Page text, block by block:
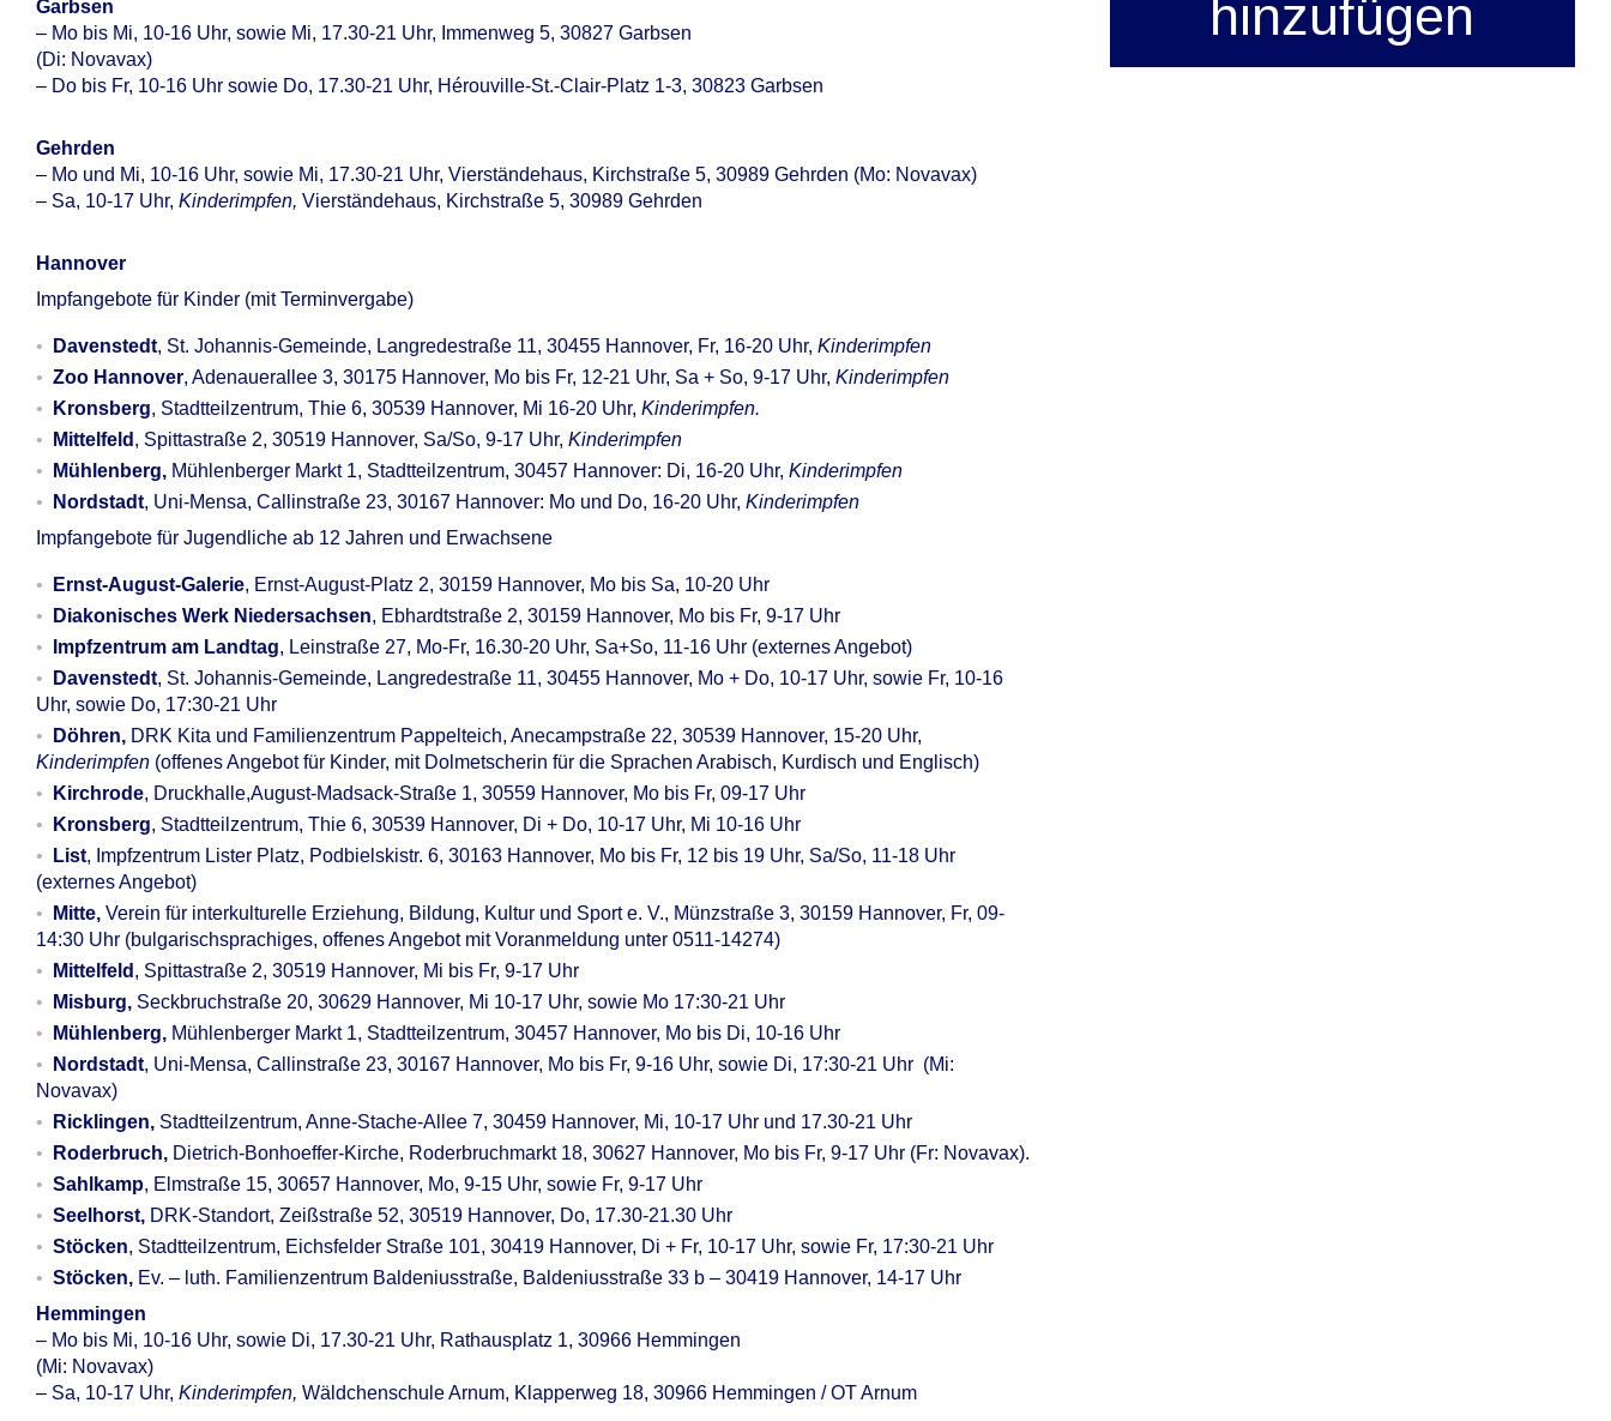
Garbsen
– Mo bis Mi, 10-16 Uhr, sowie Mi, 17.30-21 Uhr, Immenweg 5, 30827 Garbsen
(Di: Novavax)
– Do bis Fr, 10-16 Uhr sowie Do, 17.30-21 Uhr, Hérouville-St.-Clair-Platz 1-3, 30823 Garbsen
Gehrden
– Mo und Mi, 10-16 Uhr, sowie Mi, 17.30-21 Uhr, Vierständehaus, Kirchstraße 5, 30989 Gehrden (Mo: Novavax)
– Sa, 10-17 Uhr, Kinderimpfen, Vierständehaus, Kirchstraße 5, 30989 Gehrden
Hannover
Impfangebote für Kinder (mit Terminvergabe)
Davenstedt, St. Johannis-Gemeinde, Langredestraße 11, 30455 Hannover, Fr, 16-20 Uhr, Kinderimpfen
Zoo Hannover, Adenauerallee 3, 30175 Hannover, Mo bis Fr, 12-21 Uhr, Sa + So, 9-17 Uhr, Kinderimpfen
Kronsberg, Stadtteilzentrum, Thie 6, 30539 Hannover, Mi 16-20 Uhr, Kinderimpfen.
Mittelfeld , Spittastraße 2, 30519 Hannover, Sa/So, 9-17 Uhr, Kinderimpfen
Mühlenberg, Mühlenberger Markt 1, Stadtteilzentrum, 30457 Hannover: Di, 16-20 Uhr, Kinderimpfen
Nordstadt, Uni-Mensa, Callinstraße 23, 30167 Hannover: Mo und Do, 16-20 Uhr, Kinderimpfen
Impfangebote für Jugendliche ab 12 Jahren und Erwachsene
Ernst-August-Galerie, Ernst-August-Platz 2, 30159 Hannover, Mo bis Sa, 10-20 Uhr
Diakonisches Werk Niedersachsen, Ebhardtstraße 2, 30159 Hannover, Mo bis Fr, 9-17 Uhr
Impfzentrum am Landtag, Leinstraße 27, Mo-Fr, 16.30-20 Uhr, Sa+So, 11-16 Uhr (externes Angebot)
Davenstedt, St. Johannis-Gemeinde, Langredestraße 11, 30455 Hannover, Mo + Do, 10-17 Uhr, sowie Fr, 10-16
Uhr, sowie Do, 17:30-21 Uhr
Döhren, DRK Kita und Familienzentrum Pappelteich, Anecampstraße 22, 30539 Hannover, 15-20 Uhr,
Kinderimpfen (offenes Angebot für Kinder, mit Dolmetscherin für die Sprachen Arabisch, Kurdisch und Englisch)
Kirchrode, Druckhalle,August-Madsack-Straße 1, 30559 Hannover, Mo bis Fr, 09-17 Uhr
Kronsberg, Stadtteilzentrum, Thie 6, 30539 Hannover, Di + Do, 10-17 Uhr, Mi 10-16 Uhr
List, Impfzentrum Lister Platz, Podbielskistr. 6, 30163 Hannover, Mo bis Fr, 12 bis 19 Uhr, Sa/So, 11-18 Uhr
(externes Angebot)
Mitte, Verein für interkulturelle Erziehung, Bildung, Kultur und Sport e. V., Münzstraße 3, 30159 Hannover, Fr, 09-
14:30 Uhr (bulgarischsprachiges, offenes Angebot mit Voranmeldung unter 0511-14274)
Mittelfeld , Spittastraße 2, 30519 Hannover, Mi bis Fr, 9-17 Uhr
Misburg, Seckbruchstraße 20, 30629 Hannover, Mi 10-17 Uhr, sowie Mo 17:30-21 Uhr
Mühlenberg, Mühlenberger Markt 1, Stadtteilzentrum, 30457 Hannover, Mo bis Di, 10-16 Uhr
Nordstadt, Uni-Mensa, Callinstraße 23, 30167 Hannover, Mo bis Fr, 9-16 Uhr, sowie Di, 17:30-21 Uhr (Mi:
Novavax)
Ricklingen, Stadtteilzentrum, Anne-Stache-Allee 7, 30459 Hannover, Mi, 10-17 Uhr und 17.30-21 Uhr
Roderbruch, Dietrich-Bonhoeffer-Kirche, Roderbruchmarkt 18, 30627 Hannover, Mo bis Fr, 9-17 Uhr (Fr: Novavax).
Sahlkamp, Elmstraße 15, 30657 Hannover, Mo, 9-15 Uhr, sowie Fr, 9-17 Uhr
Seelhorst, DRK-Standort, Zeißstraße 52, 30519 Hannover, Do, 17.30-21.30 Uhr
Stöcken, Stadtteilzentrum, Eichsfelder Straße 101, 30419 Hannover, Di + Fr, 10-17 Uhr, sowie Fr, 17:30-21 Uhr
Stöcken, Ev. – luth. Familienzentrum Baldeniusstraße, Baldeniusstraße 33 b – 30419 Hannover, 14-17 Uhr
Hemmingen
– Mo bis Mi, 10-16 Uhr, sowie Di, 17.30-21 Uhr, Rathausplatz 1, 30966 Hemmingen
(Mi: Novavax)
– Sa, 10-17 Uhr, Kinderimpfen, Wäldchenschule Arnum, Klapperweg 18, 30966 Hemmingen / OT Arnum
hinzufügen